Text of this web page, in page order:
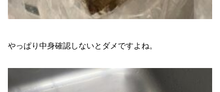
やっぱり中身確認しないとダメですよね。